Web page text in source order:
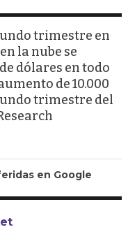
trimestre en
la nube se
dólares en todo
de 10.000
trimestre del
en Google